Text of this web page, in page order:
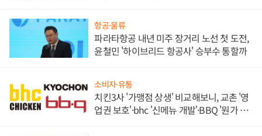
항공·물류
파라타항공 내년 미주 장거리 노선 첫 도전,
윤철민 '하이브리드 항공사' 승부수 통할까
소비자·유통
치킨3사 '가맹점 상생' 비교해보니, 교촌 '영
업권 보호'·bhc '신메뉴 개발'·BBQ '원가 부